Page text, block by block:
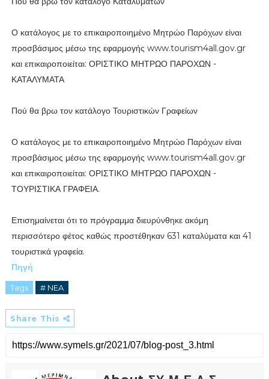
Ο κατάλογος με το επικαιροποιημένο Μητρώο Παρόχων είναι
προσβάσιμος μέσω της εφαρμογής www.tourism4all.gov.gr
και επικαιροποιείται: ΟΡΙΣΤΙΚΟ ΜΗΤΡΩΟ ΠΑΡΟΧΩΝ -
ΚΑΤΑΛΥΜΑΤΑ
Πού θα βρω τον κατάλογο Τουριστικών Γραφείων
Ο κατάλογος με το επικαιροποιημένο Μητρώο Παρόχων είναι
προσβάσιμος μέσω της εφαρμογής www.tourism4all.gov.gr
και επικαιροποιείται: ΟΡΙΣΤΙΚΟ ΜΗΤΡΩΟ ΠΑΡΟΧΩΝ -
ΤΟΥΡΙΣΤΙΚΑ ΓΡΑΦΕΙΑ.
Επισημαίνεται ότι το πρόγραμμα διευρύνθηκε ακόμη
περισσότερο φέτος καθώς προστέθηκαν 631 καταλύματα και 41
τουριστικά γραφεία.
Πηγή
Tags # NEA
Share This